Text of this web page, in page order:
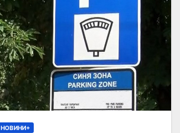
НОВИНИ+